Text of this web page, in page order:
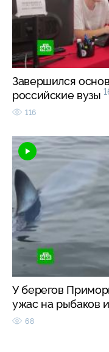
Завершился
российские вузы
116
У берегов
ужас на рыбаков
68